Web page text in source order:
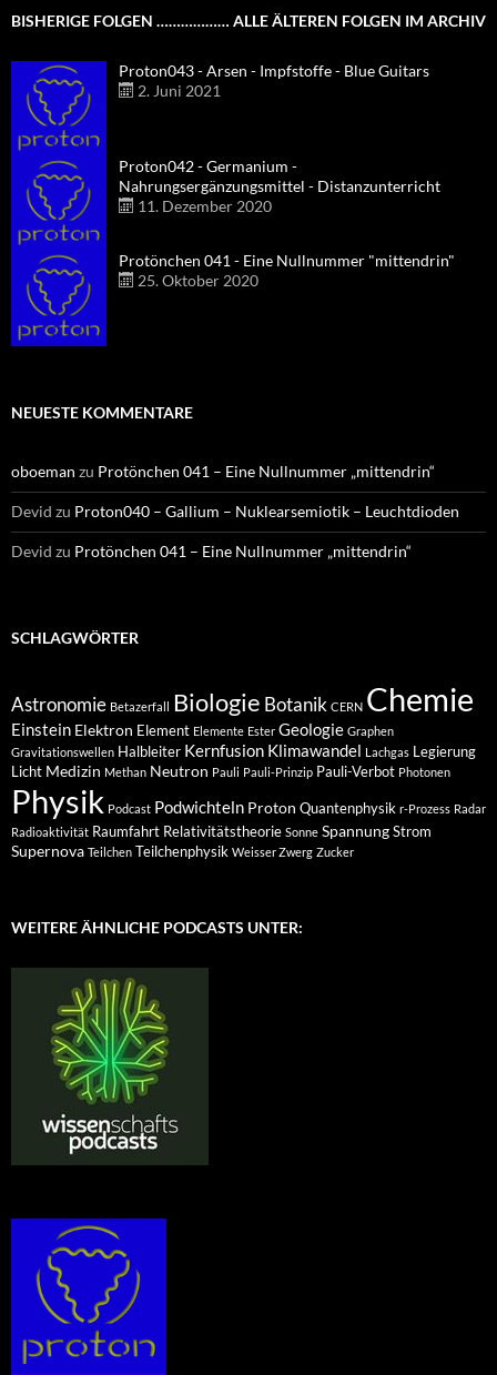
BISHERIGE FOLGEN ……………… ALLE ÄLTEREN FOLGEN IM ARCHIV
Proton043 - Arsen - Impfstoffe - Blue Guitars
2. Juni 2021
Proton042 - Germanium -
Nahrungsergänzungsmittel - Distanzunterricht
11. Dezember 2020
Protönchen 041 - Eine Nullnummer "mittendrin"
25. Oktober 2020
NEUESTE KOMMENTARE
oboeman zu Protönchen 041 – Eine Nullnummer „mittendrin“
Devid zu Proton040 – Gallium – Nuklearsemiotik – Leuchtdioden
Devid zu Protönchen 041 – Eine Nullnummer „mittendrin“
SCHLAGWÖRTER
Astronomie Betazerfall Biologie Botanik CERN Chemie
Einstein Elektron Element Elemente Ester Geologie Graphen
Gravitationswellen Halbleiter Kernfusion Klimawandel Lachgas Legierung
Licht Medizin Methan Neutron Pauli Pauli-Prinzip Pauli-Verbot Photonen
Physik Podcast Podwichteln Proton Quantenphysik r-Prozess Radar
Radioaktivität Raumfahrt Relativitätstheorie Sonne Spannung Strom
Supernova Teilchen Teilchenphysik Weisser Zwerg Zucker
WEITERE ÄHNLICHE PODCASTS UNTER: